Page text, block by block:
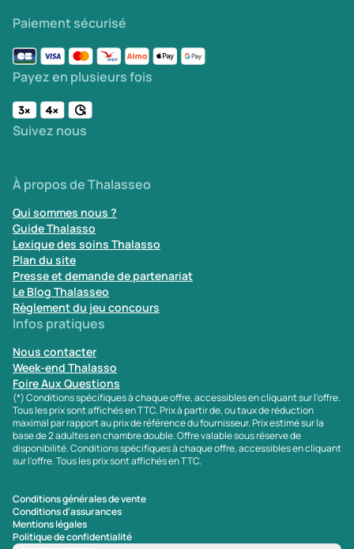
Paiement sécurisé
Payez en plusieurs fois
Suivez nous
À propos de Thalasseo
Qui sommes nous ?
Guide Thalasso
Lexique des soins Thalasso
Plan du site
Presse et demande de partenariat
Le Blog Thalasseo
Règlement du jeu concours
Infos pratiques
Nous contacter
Week-end Thalasso
Foire Aux Questions
(*) Conditions spécifiques à chaque offre, accessibles en cliquant sur l'offre.
Tous les prix sont affichés en TTC. Prix à partir de, ou taux de réduction
maximal par rapport au prix de référence du fournisseur. Prix estimé sur la
base de 2 adultes en chambre double. Offre valable sous réserve de
disponibilité. Conditions spécifiques à chaque offre, accessibles en cliquant
sur l'offre. Tous les prix sont affichés en TTC.
Conditions générales de vente
Conditions d'assurances
Mentions légales
Politique de confidentialité